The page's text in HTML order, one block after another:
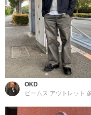
OKD